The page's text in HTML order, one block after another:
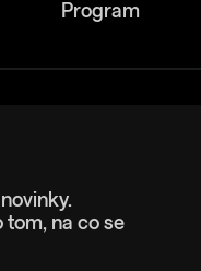
Program
na co se